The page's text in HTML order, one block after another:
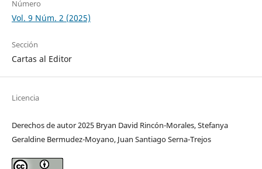
Número
Vol. 9 Núm. 2 (2025)
Sección
Cartas al Editor
Licencia
Derechos de autor 2025 Bryan David Rincón-Morales, Stefanya
Geraldine Bermudez-Moyano, Juan Santiago Serna-Trejos